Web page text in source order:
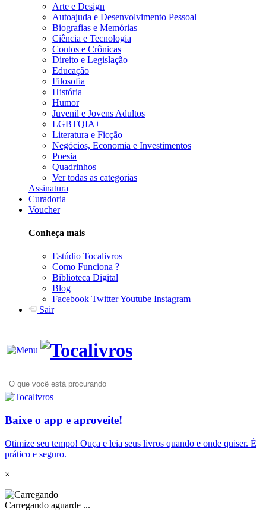
Arte e Design
Autoajuda e Desenvolvimento Pessoal
Biografias e Memórias
Ciência e Tecnologia
Contos e Crônicas
Direito e Legislação
Educação
Filosofia
História
Humor
Juvenil e Jovens Adultos
LGBTQIA+
Literatura e Ficção
Negócios, Economia e Investimentos
Poesia
Quadrinhos
Ver todas as categorias
Assinatura
Curadoria
Voucher
Conheça mais
Estúdio Tocalivros
Como Funciona ?
Biblioteca Digital
Blog
Facebook TwitterYoutube Instagram
Sair
Baixe o app e aproveite!
Otimize seu tempo! Ouça e leia seus livros quando e onde quiser. É
prático e seguro.
×
Carregando aguarde ...